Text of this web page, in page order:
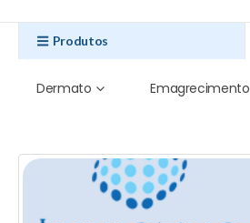
Produtos
Dermato Emagrecimento